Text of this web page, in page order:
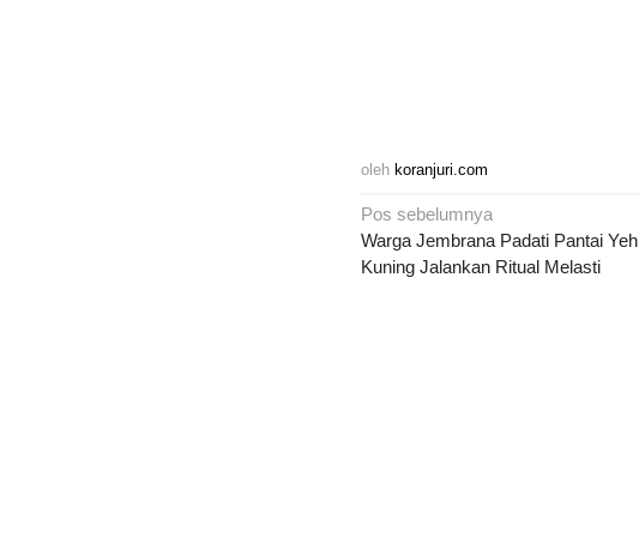
oleh koranjuri.com
Navigasi
pos
Pos sebelumnya
Warga Jembrana Padati Pantai Yeh
Kuning Jalankan Ritual Melasti